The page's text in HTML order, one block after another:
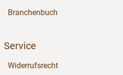
Branchenbuch
Service
Widerrufsrecht